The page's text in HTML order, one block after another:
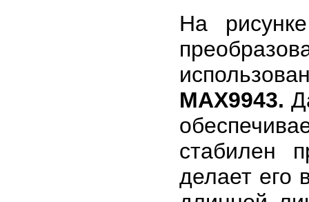
На
MAX9943.
стабилен
делает его